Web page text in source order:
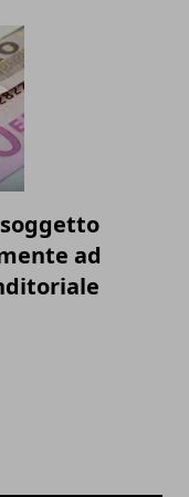
ad